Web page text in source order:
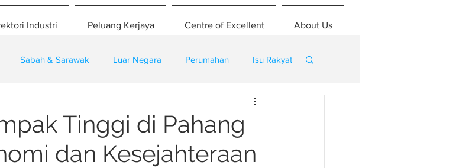
Industri Peluang Kerjaya Centre of Excellent About Us
Sabah & Sarawak Luar Negara Perumahan Isu Rakyat
Tinggi di Pahang
dan Kesejahteraan